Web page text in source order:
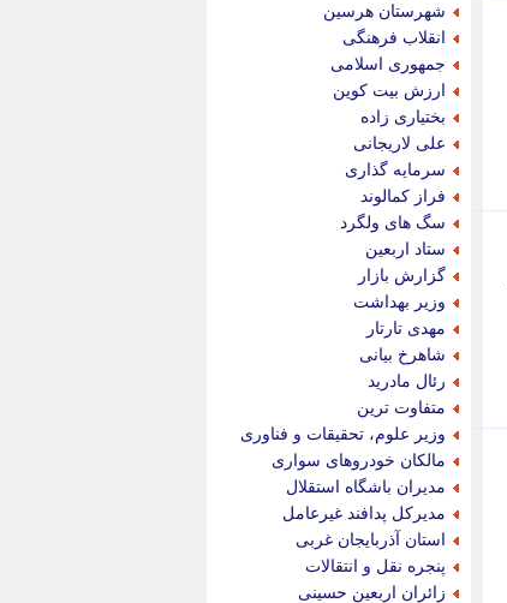
شهرستان هرسین
انقلاب فرهنگی
جمهوری اسلامی
ارزش بیت کوین
بختیاری زاده
علی لاریجانی
سرمایه گذاری
فراز کمالوند
سگ های ولگرد
ستاد اربعین
گزارش بازار
وزیر بهداشت
مهدی تارتار
شاهرخ بیانی
رئال مادرید
متفاوت ترین
وزیر علوم، تحقیقات و فناوری
مالکان خودروهای سواری
مدیران باشگاه استقلال
مدیرکل پدافند غیرعامل
استان آذربایجان غربی
پنجره نقل و انتقالات
زائران اربعین حسینی